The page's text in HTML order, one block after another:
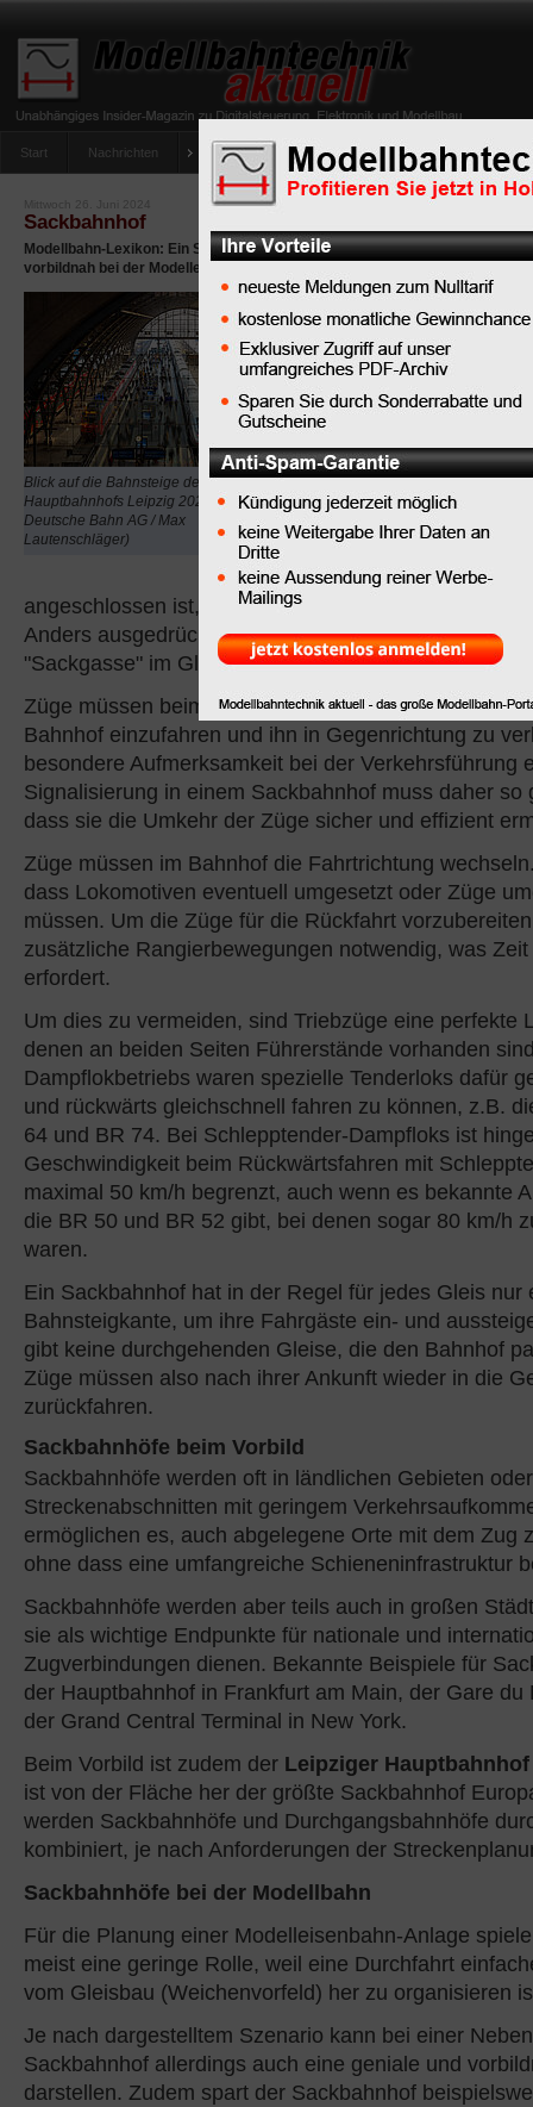
Start Nachrichten Tipps Newsletter Archiv Magazin
umfrage-viessmann-multiprotokoll-lichtdecoder
Mittwoch 26. Juni 2024
Sackbahnhof
Modellbahn-Lexikon: Ein Sackbahnhof schafft eine spezielle
vorbildnah bei der Modelleisenbahn nachbilden lässt.
Blick auf die Bahnsteige des
Hauptbahnhofs Leipzig 2021 (Bildquelle
Deutsche Bahn AG / Max
Lautenschläger)
Sackbahnhof
(auch
Kopfbahnhof,
Endbahnhof,
engl. terminal station)
dem Eisenbahnbau,
Verwendung bei der
Er bezeichnet einen
eine Strecke in einem
oder nur eine einzige
angeschlossen ist, ohne dass es eine
Anders ausgedrückt ist ein Sackbahnhof eine Art
"Sackgasse" im Gleisnetz.
Züge müssen beim Sackbahnhof dieselben Gleise
Bahnhof einzufahren und ihn in Gegenrichtung zu
besondere Aufmerksamkeit bei der Verkehrsführung
Signalisierung in einem Sackbahnhof muss daher so
dass sie die Umkehr der Züge sicher und effizient
Züge müssen im Bahnhof die Fahrtrichtung
dass Lokomotiven eventuell umgesetzt oder Züge
müssen. Um die Züge für die Rückfahrt
zusätzliche Rangierbewegungen notwendig, was
erfordert.
Um dies zu vermeiden, sind Triebzüge eine perfekte
denen an beiden Seiten Führerstände vorhanden
Dampflokbetriebs waren spezielle Tenderloks dafür
und rückwärts gleichschnell fahren zu können, z.B.
64 und BR 74. Bei Schlepptender-Dampfloks ist
Geschwindigkeit beim Rückwärtsfahren mit
maximal 50 km/h begrenzt, auch wenn es bekannte
die BR 50 und BR 52 gibt, bei denen sogar 80 km/h
waren.
Ein Sackbahnhof hat in der Regel für jedes Gleis nur
Bahnsteigkante, um ihre Fahrgäste ein- und
gibt keine durchgehenden Gleise, die den Bahnhof
Züge müssen also nach ihrer Ankunft wieder in die
zurückfahren.
Sackbahnhöfe beim Vorbild
Sackbahnhöfe werden oft in ländlichen Gebieten
Streckenabschnitten mit geringem
ermöglichen es, auch abgelegene Orte mit dem Zug
ohne dass eine umfangreiche Schieneninfrastruktur
Sackbahnhöfe werden aber teils auch in großen
sie als wichtige Endpunkte für nationale und
Zugverbindungen dienen. Bekannte Beispiele für
der Hauptbahnhof in Frankfurt am Main, der Gare du
der Grand Central Terminal in New York.
Beim Vorbild ist zudem der Leipziger Hauptbahnhof
ist von der Fläche her der größte Sackbahnhof
werden Sackbahnhöfe und Durchgangsbahnhöfe
kombiniert, je nach Anforderungen der
Sackbahnhöfe bei der Modellbahn
Für die Planung einer Modelleisenbahn-Anlage
meist eine geringe Rolle, weil eine Durchfahrt
vom Gleisbau (Weichenvorfeld) her zu organisieren
Je nach dargestelltem Szenario kann bei einer
Sackbahnhof allerdings auch eine geniale und
darstellen. Zudem spart der Sackbahnhof